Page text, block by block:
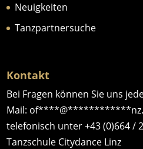
Neuigkeiten
Tanzpartnersuche
Kontakt
Bei Fragen können Sie uns
Mail: of****@************
telefonisch unter+43 (0)664 /
Tanzschule Citydance Linz